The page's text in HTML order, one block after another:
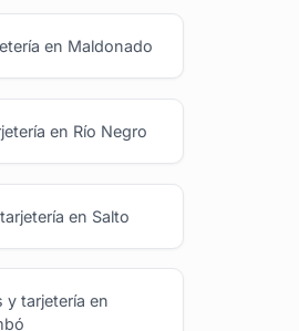
en Maldonado
en Río Negro
en Salto
y tarjetería en